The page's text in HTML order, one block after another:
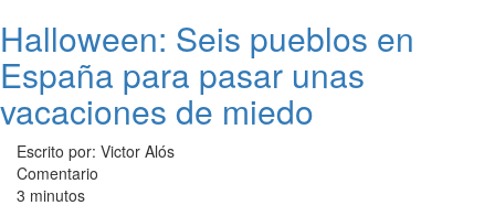
Halloween: Seis pueblos en
España para pasar unas
vacaciones de miedo
Escrito por: Victor Alós
Comentario
3 minutos